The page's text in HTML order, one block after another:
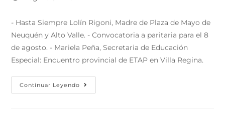
- Hasta Siempre Lolín Rigoni, Madre de Plaza de Mayo de
Neuquén y Alto Valle. - Convocatoria a paritaria para el 8
de agosto. - Mariela Peña, Secretaria de Educación
Especial: Encuentro provincial de ETAP en Villa Regina.
Continuar Leyendo